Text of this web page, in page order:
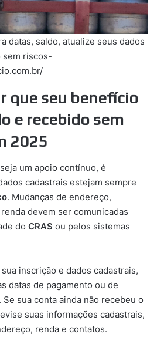
datas, saldo, atualize seus dados
sem riscos-
que seu benefício
e recebido sem
2025
seja um apoio contínuo, é
cadastrais estejam sempre
. Mudanças de endereço,
devem ser comunicadas
do CRAS ou pelos sistemas
inscrição e dados cadastrais,
datas de pagamento ou de
sua conta ainda não recebeu o
suas informações cadastrais,
renda e contatos.